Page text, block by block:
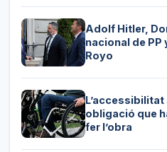
Adolf Hitler,
nacional de PP
Royo
L’accessibilitat
obligació que
fer l’obra